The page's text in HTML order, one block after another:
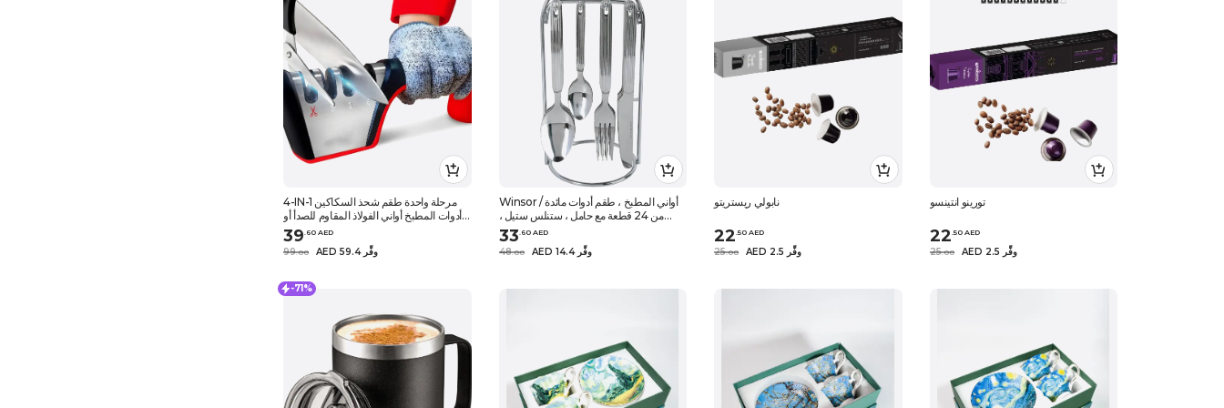
4-IN-1 مرحلة واحدة طقم شحذ السكاكين
أدوات المطبخ أواني الفولاذ المقاوم للصدأ أو
السيراميك أو الشفرات المسننة نظام شحذ
السكاكين والطهاة
39 60 AED
99.00 AED 59.4 وفِّر
Winsor / أواني المطبخ ، طقم أدوات مائدة
من 24 قطعة مع حامل ، ستنلس ستيل ،
فضي
33 60 AED
48.00 AED 14.4 وفِّر
نابولي ريستريتو
22 50 AED
25.00 AED 2.5 وفِّر
تورينو انتينسو
22 50 AED
25.00 AED 2.5 وفِّر
-71%